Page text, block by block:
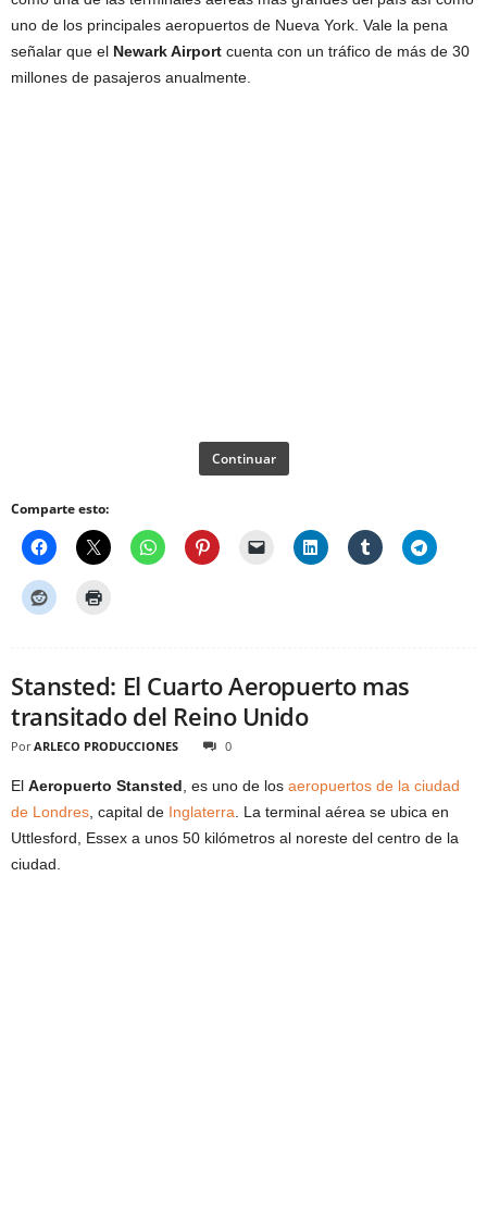
uno de los principales aeropuertos de Nueva York. Vale la pena
señalar que el Newark Airport cuenta con un tráfico de más de 30
millones de pasajeros anualmente.
Continuar
Comparte esto:
Stansted: El Cuarto Aeropuerto mas
transitado del Reino Unido
Por ARLECO PRODUCCIONES 0
El Aeropuerto Stansted , es uno de los aeropuertos de la ciudad
de Londres , capital de Inglaterra . La terminal aérea se ubica en
Uttlesford, Essex a unos 50 kilómetros al noreste del centro de la
ciudad.